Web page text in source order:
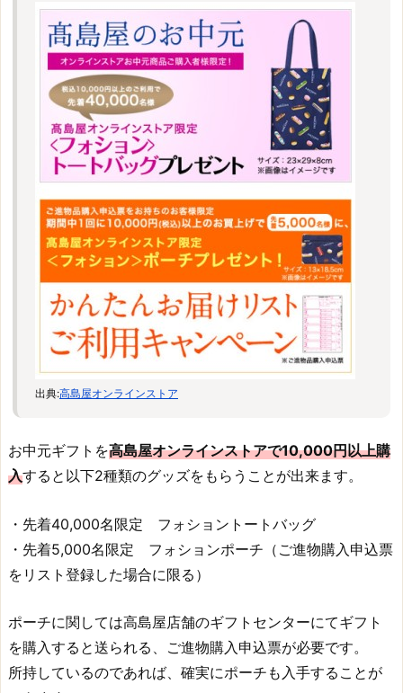
出典:高島屋オンラインストア
お中元ギフトを高島屋オンラインストアで10,000円以上購
入すると以下2種類のグッズをもらうことが出来ます。
・先着40,000名限定 フォショントートバッグ
・先着5,000名限定 フォションポーチ（ご進物購入申込票
をリスト登録した場合に限る）
ポーチに関しては高島屋店舗のギフトセンターにてギフト
を購入すると送られる、ご進物購入申込票が必要です。
所持しているのであれば、確実にポーチも入手することが